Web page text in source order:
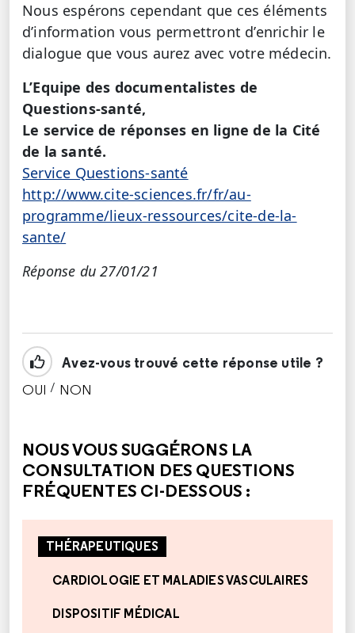
Nous espérons cependant que ces éléments
d’information vous permettront d’enrichir le
dialogue que vous aurez avec votre médecin.
L’Equipe des documentalistes de
Questions-santé,
Le service de réponses en ligne de la Cité
de la santé.
Service Questions-santé
http://www.cite-sciences.fr/fr/au-
programme/lieux-ressources/cite-de-la-
sante/
Réponse du 27/01/21
Avez-vous trouvé cette réponse utile ?
OUI / NON
NOUS VOUS SUGGÉRONS LA
CONSULTATION DES QUESTIONS
FRÉQUENTES CI-DESSOUS :
THÉRAPEUTIQUES
CARDIOLOGIE ET MALADIES VASCULAIRES
DISPOSITIF MÉDICAL